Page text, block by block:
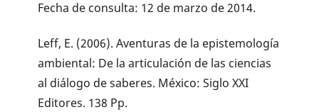
Fecha de consulta: 12 de marzo de 2014.
Leff, E. (2006). Aventuras de la epistemología
ambiental: De la articulación de las ciencias
al diálogo de saberes. México: Siglo XXI
Editores. 138 Pp.